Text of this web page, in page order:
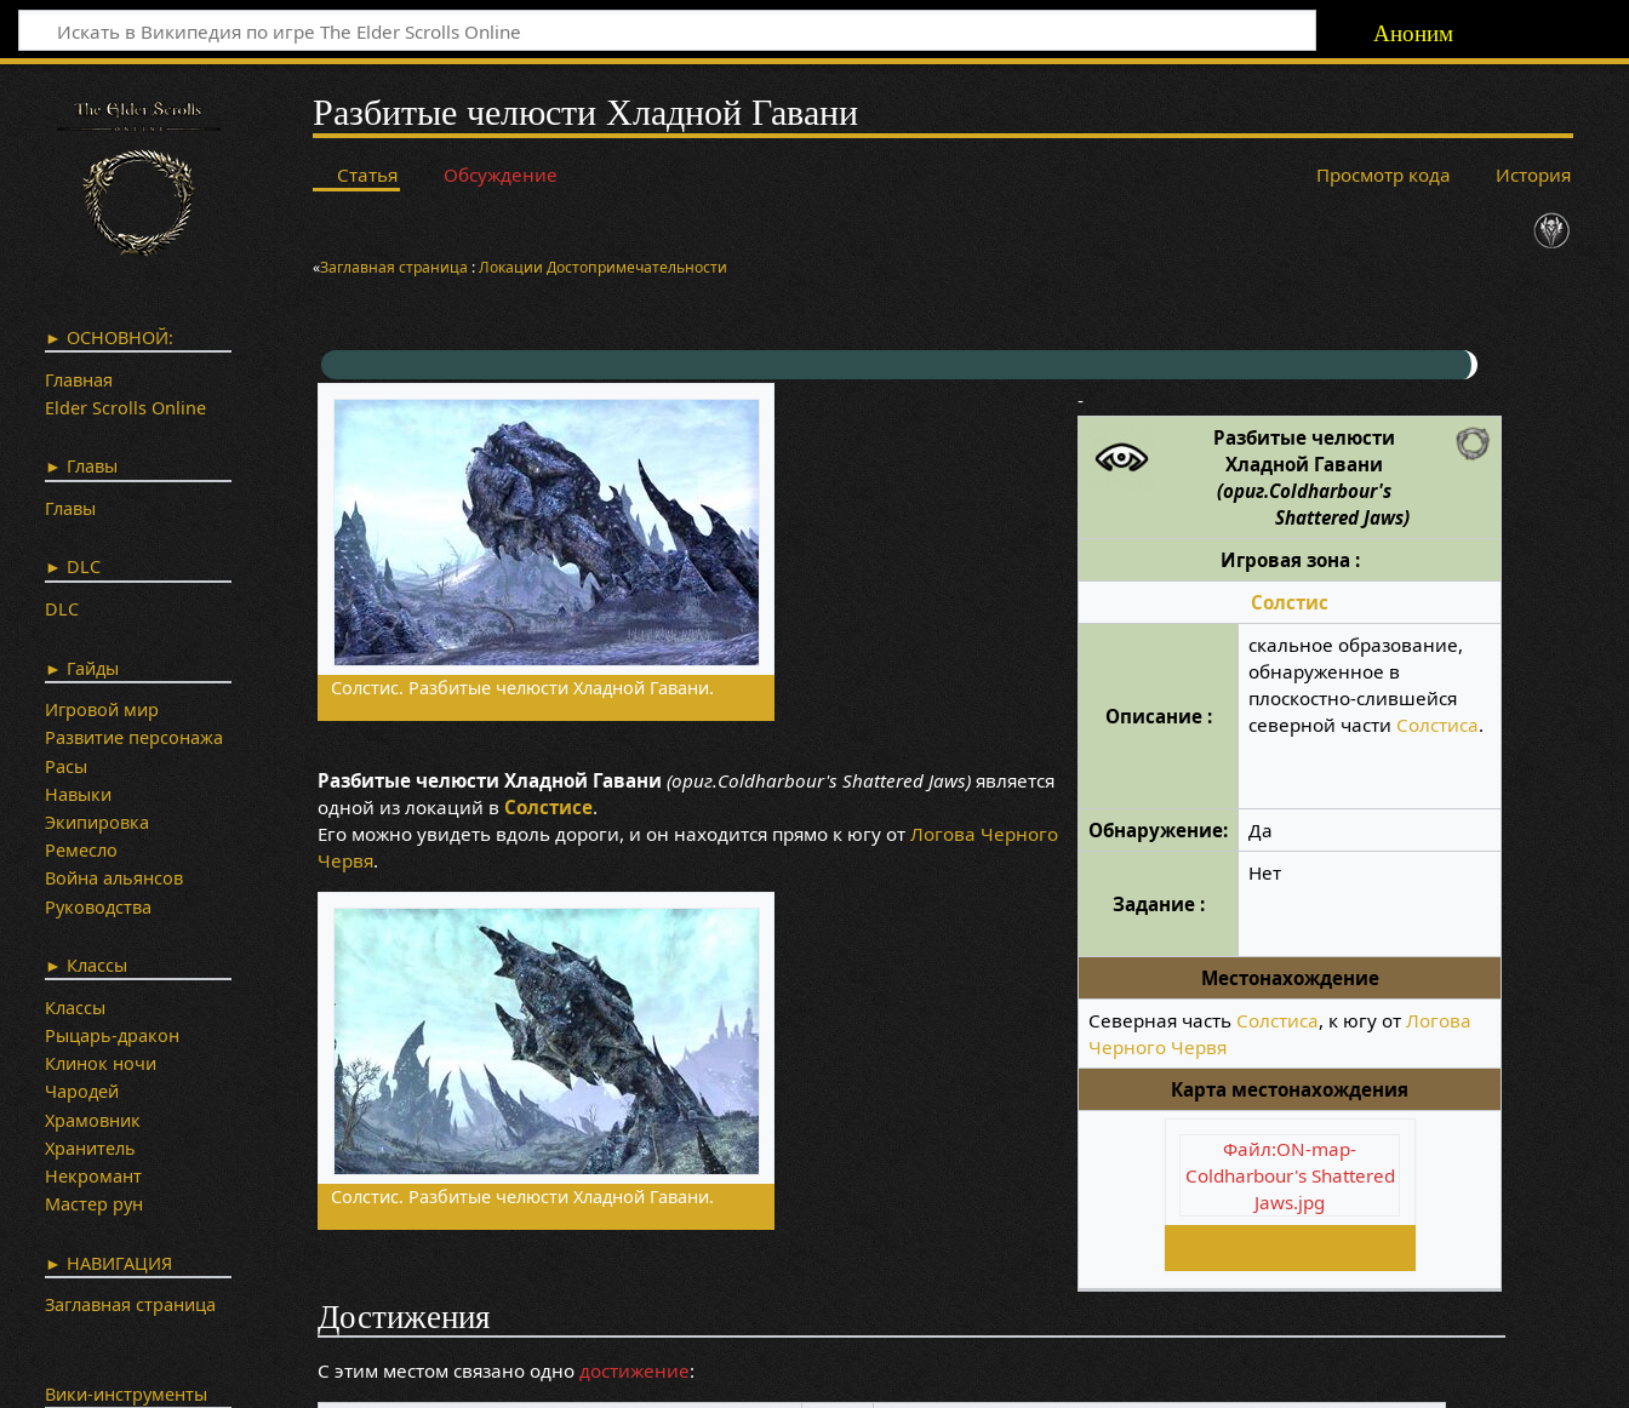
Аноним
Разбитые челюсти Хладной Гавани
Статья Обсуждение Просмотр кода История
«Заглавная страница :Локации Достопримечательности
-
Разбитые челюсти
Хладной Гавани
(ориг.Coldharbour's
Shattered Jaws)
Игровая зона :
Солстис
Описание :
скальное образование,
обнаруженное в
плоскостно-слившейся
северной части Солстиса.
Обнаружение: Да
Задание :
Нет
Местонахождение
Северная часть Солстиса, к югу от Логова
Черного Червя
Карта местонахождения
Файл:ON-map-
Coldharbour's Shattered
Jaws.jpg
Солстис. Разбитые челюсти Хладной Гавани.
Разбитые челюсти Хладной Гавани (ориг.Coldharbour's Shattered Jaws) является
одной из локаций в Солстисе.
Его можно увидеть вдоль дороги, и он находится прямо к югу отЛогова Черного
Червя.
Солстис. Разбитые челюсти Хладной Гавани.
Достижения
С этим местом связано одно достижение:
► ОСНОВНОЙ:
Главная
Elder Scrolls Online
► Главы
Главы
► DLC
DLC
► Гайды
Игровой мир
Развитие персонажа
Расы
Навыки
Экипировка
Ремесло
Война альянсов
Руководства
► Классы
Классы
Рыцарь-дракон
Клинок ночи
Чародей
Храмовник
Хранитель
Некромант
Мастер рун
► НАВИГАЦИЯ
Заглавная страница
Вики-инструменты